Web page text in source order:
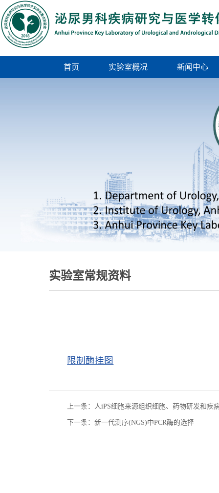
首页 实验室概况 新闻中心
实验室常规资料
限制酶挂图
上一条：人iPS细胞来源组织细胞、药物研发和疾
下一条：新一代测序(NGS)中PCR酶的选择